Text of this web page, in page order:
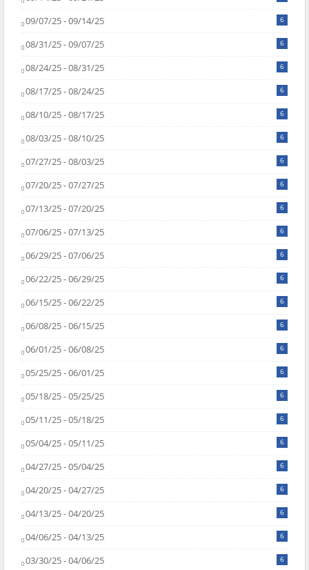
09/07/25 - 09/14/25 6
08/31/25 - 09/07/25 6
08/24/25 - 08/31/25 6
08/17/25 - 08/24/25 6
08/10/25 - 08/17/25 6
08/03/25 - 08/10/25 6
07/27/25 - 08/03/25 6
07/20/25 - 07/27/25 6
07/13/25 - 07/20/25 6
07/06/25 - 07/13/25 6
06/29/25 - 07/06/25 6
06/22/25 - 06/29/25 6
06/15/25 - 06/22/25 6
06/08/25 - 06/15/25 6
06/01/25 - 06/08/25 6
05/25/25 - 06/01/25 6
05/18/25 - 05/25/25 6
05/11/25 - 05/18/25 6
05/04/25 - 05/11/25 6
04/27/25 - 05/04/25 6
04/20/25 - 04/27/25 6
04/13/25 - 04/20/25 6
04/06/25 - 04/13/25 6
03/30/25 - 04/06/25 6